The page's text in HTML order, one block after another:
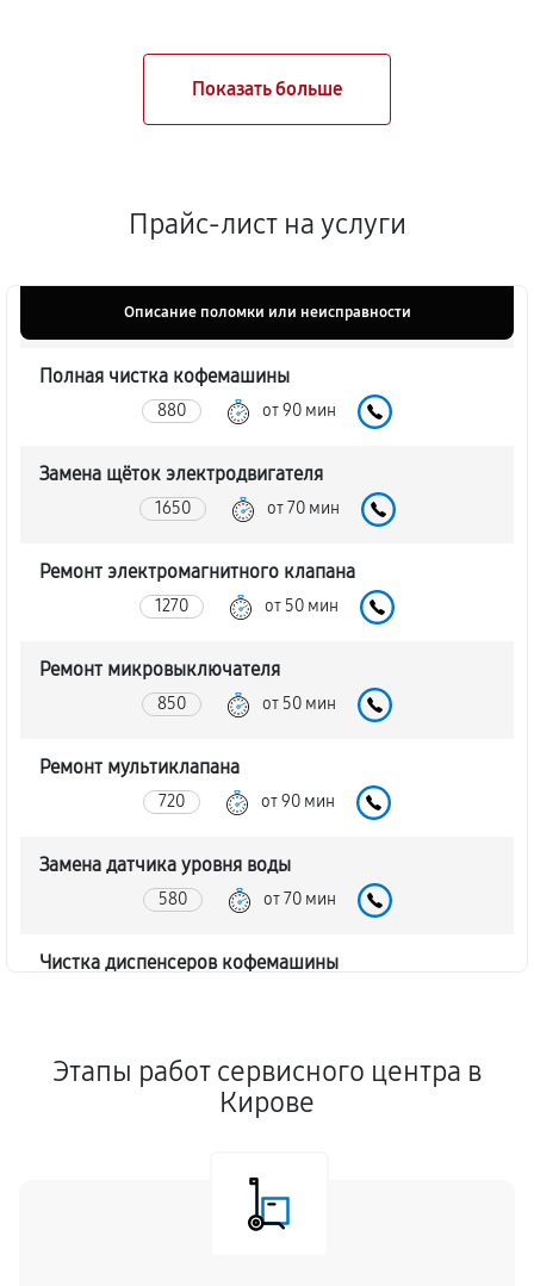
Прайс-лист на услуги
Описание поломки или неисправности
Полная чистка кофемашины
880 от 90 мин
Замена щёток электродвигателя
1650 от 70 мин
Ремонт электромагнитного клапана
1270 от 50 мин
Ремонт микровыключателя
850 от 50 мин
Ремонт мультиклапана
720 от 90 мин
Замена датчика уровня воды
580 от 70 мин
Чистка диспенсеров кофемашины
Замена клапана дренажа
от 70 мин
от 60 мин
Этапы работ сервисного центра в
Кирове